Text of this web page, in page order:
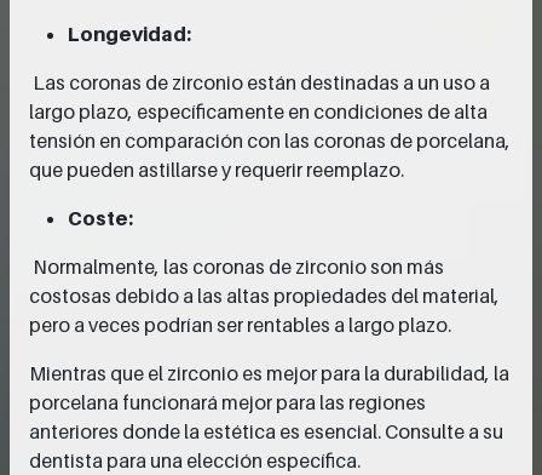
Longevidad:
Las coronas de zirconio están destinadas a un uso a
largo plazo, específicamente en condiciones de alta
tensión en comparación con las coronas de porcelana,
que pueden astillarse y requerir reemplazo.
Coste:
Normalmente, las coronas de zirconio son más
costosas debido a las altas propiedades del material,
pero a veces podrían ser rentables a largo plazo.
Mientras que el zirconio es mejor para la durabilidad, la
porcelana funcionará mejor para las regiones
anteriores donde la estética es esencial. Consulte a su
dentista para una elección específica.